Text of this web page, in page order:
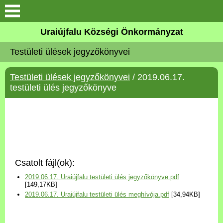
Köszöntő
Elérhetőségek
Uraiújfalu
Választási információk
Versenyképes Járások
Uraiújfalu Községi Önkormányzat
Testületi ülések jegyzőkönyvei
Testületi ülések jegyzőkönyvei / 2019.06.17.
testületi ülés jegyzőkönyve
Csatolt fájl(ok):
2019.06.17. Uraiújfalu testületi ülés jegyzőkönyve.pdf
[149,17KB]
2019.06.17. Uraiújfalu testületi ülés meghívója.pdf [34,94KB]